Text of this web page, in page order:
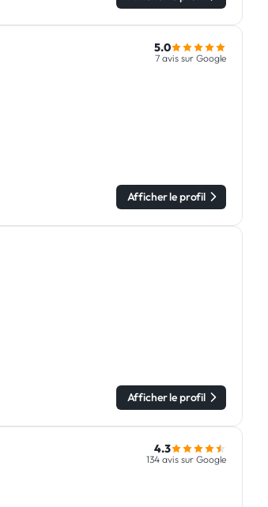
5.0
7 avis sur Google
Afficher le profil
Afficher le profil
4.3
134 avis sur Google